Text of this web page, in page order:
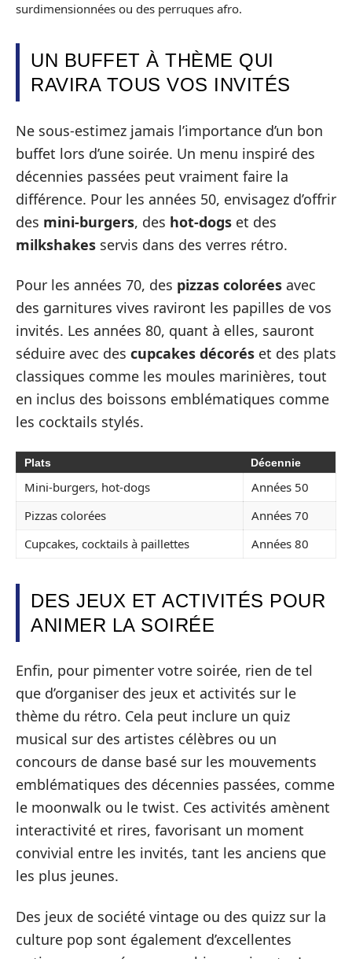
surdimensionnées ou des perruques afro.
UN BUFFET À THÈME QUI
RAVIRA TOUS VOS INVITÉS
Ne sous-estimez jamais l’importance d’un bon
buffet lors d’une soirée. Un menu inspiré des
décennies passées peut vraiment faire la
différence. Pour les années 50, envisagez d’offrir
des mini-burgers, des hot-dogs et des
milkshakes servis dans des verres rétro.
Pour les années 70, des pizzas colorées avec
des garnitures vives raviront les papilles de vos
invités. Les années 80, quant à elles, sauront
séduire avec des cupcakes décorés et des plats
classiques comme les moules marinières, tout
en inclus des boissons emblématiques comme
les cocktails stylés.
Plats Décennie
Mini-burgers, hot-dogs
Années 50
Pizzas colorées
Années 70
Cupcakes, cocktails à paillettes
Années 80
DES JEUX ET ACTIVITÉS POUR
ANIMER LA SOIRÉE
Enfin, pour pimenter votre soirée, rien de tel
que d’organiser des jeux et activités sur le
thème du rétro. Cela peut inclure un quiz
musical sur des artistes célèbres ou un
concours de danse basé sur les mouvements
emblématiques des décennies passées, comme
le moonwalk ou le twist. Ces activités amènent
interactivité et rires, favorisant un moment
convivial entre les invités, tant les anciens que
les plus jeunes.
Des jeux de société vintage ou des quizz sur la
culture pop sont également d’excellentes